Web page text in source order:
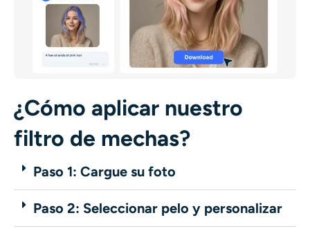
¿Cómo aplicar nuestro
filtro de mechas?
Paso 1: Cargue su foto
Paso 2: Seleccionar pelo y personalizar